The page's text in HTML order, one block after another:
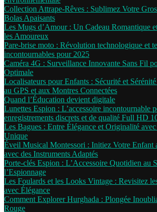
Collection Attrape-Rêves : Sublimez Votre
Bolas Apaisants
Les Mugs d’Amour : Un Cadeau Romantique
les Amoureux
Pare-brise moto : Révolution technologique et
incontournables pour 2025
Caméra 4G : Surveillance Innovante Sans Fil
Optimale
Localisateurs pour Enfants : Sécurité et
au GPS et aux Montres Connectées
Quand l’Éducation devient digitale
Lunettes Espion : L’accessoire incontournable
enregistrements discrets et de qualité Full HD
Les Bagues : Entre Élégance et Originalité
Unique
Éveil Musical Montessori : Initiez Votre Enfant
avec des Instruments Adaptés
Porte-clés Espion : L’Accessoire Quotidien au
l’Espionnage
Les Foulards et les Looks Vintage : Revisitez
avec Élégance
Comment Explorer Hurghada : Plongée
Rouge